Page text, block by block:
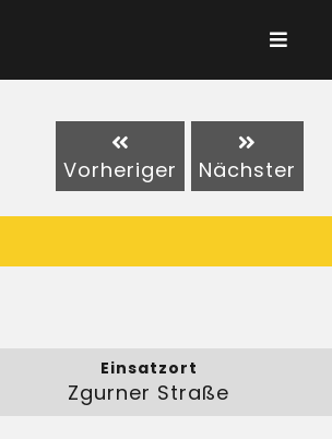
Vorheriger Nächster
Einsatzort
Zgurner Straße